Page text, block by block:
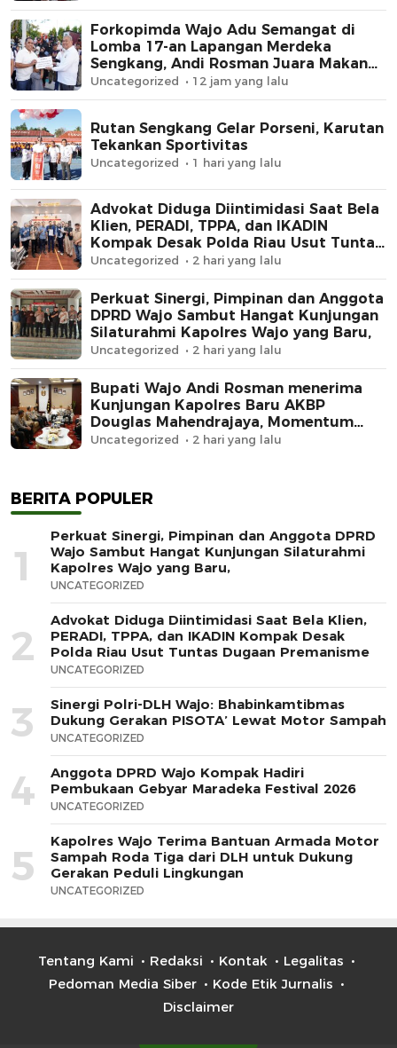
Forkopimda Wajo Adu Semangat di
Lomba 17-an Lapangan Merdeka
Sengkang, Andi Rosman Juara Makan
Krupuk
Uncategorized 12 jam yang lalu
Rutan Sengkang Gelar Porseni, Karutan
Tekankan Sportivitas
Uncategorized 1 hari yang lalu
Advokat Diduga Diintimidasi Saat Bela
Klien, PERADI, TPPA, dan IKADIN
Kompak Desak Polda Riau Usut Tuntas
Dugaan Premanisme
Uncategorized 2 hari yang lalu
Perkuat Sinergi, Pimpinan dan Anggota
DPRD Wajo Sambut Hangat Kunjungan
Silaturahmi Kapolres Wajo yang Baru,
Uncategorized 2 hari yang lalu
Bupati Wajo Andi Rosman menerima
Kunjungan Kapolres Baru AKBP
Douglas Mahendrajaya, Momentum
Memperkuat Sinergi
Uncategorized 2 hari yang lalu
BERITA POPULER
1
Perkuat Sinergi, Pimpinan dan Anggota DPRD
Wajo Sambut Hangat Kunjungan Silaturahmi
Kapolres Wajo yang Baru,
UNCATEGORIZED
2
Advokat Diduga Diintimidasi Saat Bela Klien,
PERADI, TPPA, dan IKADIN Kompak Desak
Polda Riau Usut Tuntas Dugaan Premanisme
UNCATEGORIZED
3
Sinergi Polri-DLH Wajo: Bhabinkamtibmas
Dukung Gerakan PISOTA’ Lewat Motor Sampah
UNCATEGORIZED
4
Anggota DPRD Wajo Kompak Hadiri
Pembukaan Gebyar Maradeka Festival 2026
UNCATEGORIZED
5
Kapolres Wajo Terima Bantuan Armada Motor
Sampah Roda Tiga dari DLH untuk Dukung
Gerakan Peduli Lingkungan
UNCATEGORIZED
Tentang Kami Redaksi Kontak
Legalitas
Pedoman Media Siber
Kode Etik Jurnalis
Disclaimer